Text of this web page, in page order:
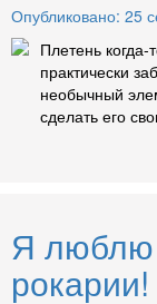
Опубликовано: 25
Плетень
практически
необычный
сделать его
Я люблю